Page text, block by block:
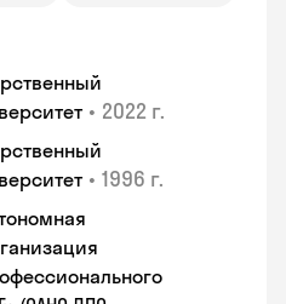
• 2022 г.
• 1996 г.